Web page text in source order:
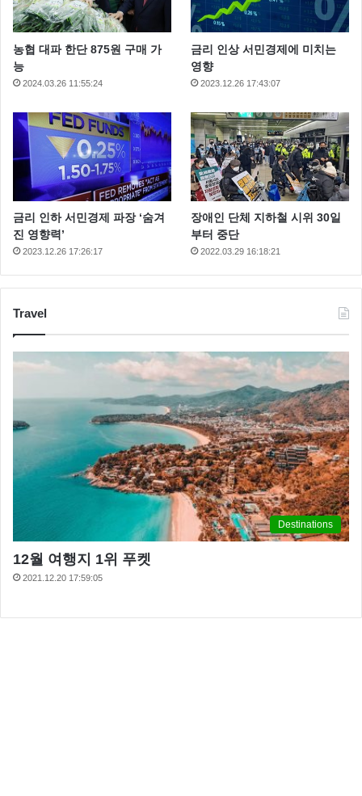
농협 대파 한단 875원 구매 가
능
2024.03.26 11:55:24
금리 인상 서민경제에 미치는
영향
2023.12.26 17:43:07
금리 인하 서민경제 파장 ‘숨겨
진 영향력’
2023.12.26 17:26:17
장애인 단체 지하철 시위 30일
부터 중단
2022.03.29 16:18:21
Travel
Destinations
12월 여행지 1위 푸켓
2021.12.20 17:59:05